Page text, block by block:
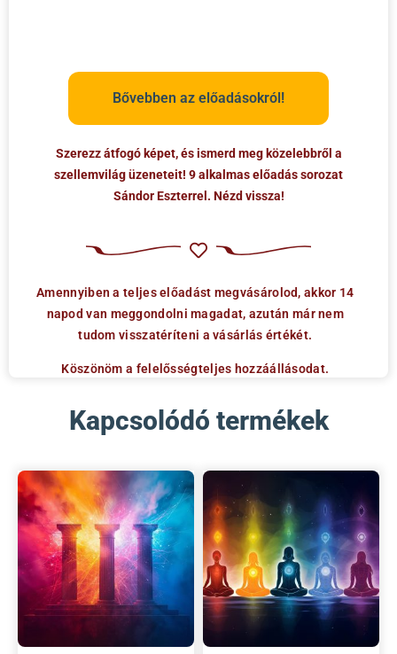
Bővebben az előadásokról!
Szerezz átfogó képet, és ismerd meg közelebbről a
szellemvilág üzeneteit! 9 alkalmas előadás sorozat
Sándor Eszterrel. Nézd vissza!
Amennyiben a teljes előadást megvásárolod, akkor 14
napod van meggondolni magadat, azután már nem
tudom visszatéríteni a vásárlás értékét.
Köszönöm a felelősségteljes hozzáállásodat.
Kapcsolódó termékek